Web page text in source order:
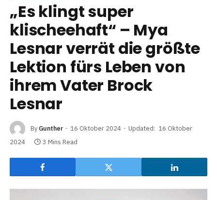
„Es klingt super
klischeehaft“ – Mya
Lesnar verrät die größte
Lektion fürs Leben von
ihrem Vater Brock
Lesnar
By Gunther 16 Oktober 2024 Updated: 16 Oktober
2024
3 Mins Read